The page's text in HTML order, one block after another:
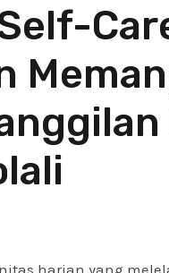
harian yang